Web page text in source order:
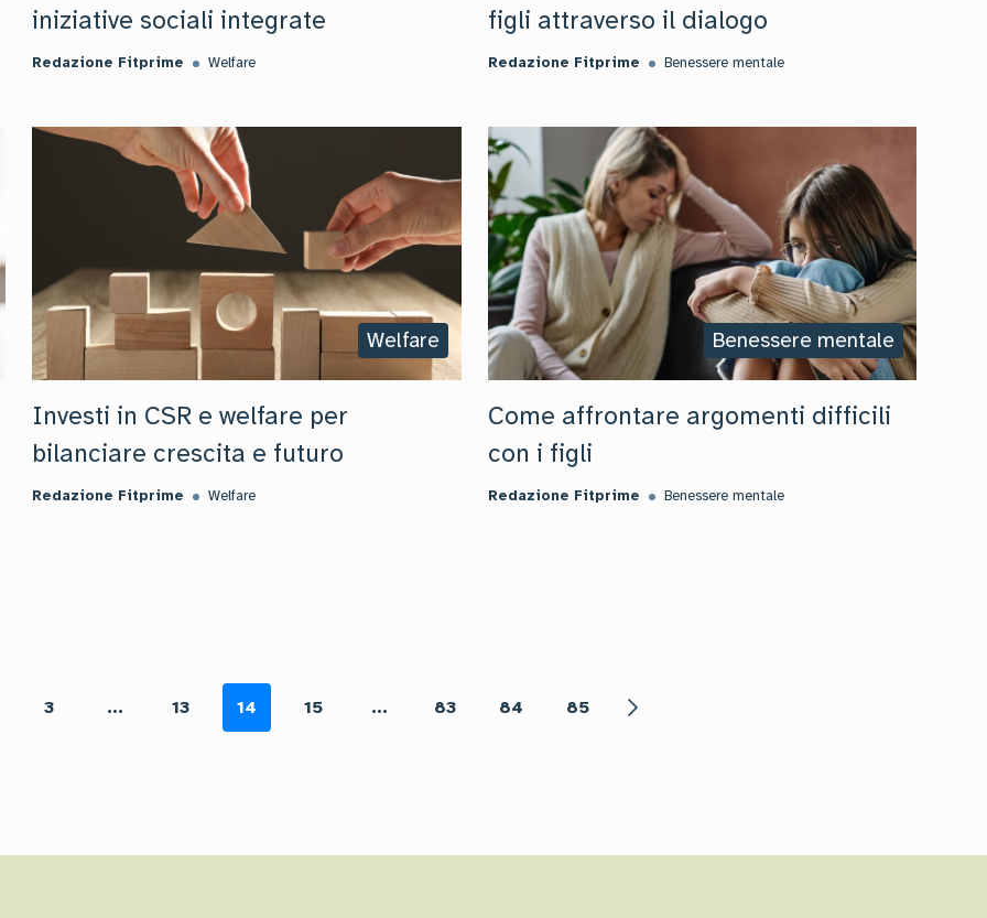
iniziative sociali integrate
Redazione Fitprime Welfare
figli attraverso il dialogo
Redazione Fitprime Benessere mentale
Welfare
Investi in CSR e welfare per
bilanciare crescita e futuro
Redazione Fitprime Welfare
Benessere mentale
Come affrontare argomenti difficili
con i figli
Redazione Fitprime Benessere mentale
3 ... 13 14 15 ... 83 84 85